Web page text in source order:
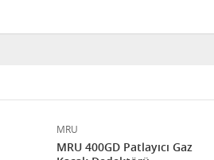
MRU
MRU 400GD Patlayıcı Gaz